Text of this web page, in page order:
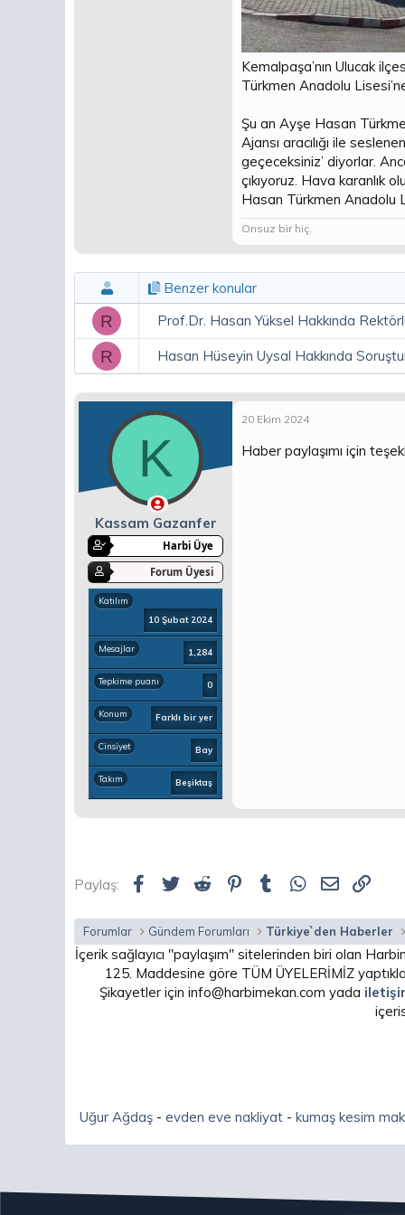
Kemalpaşa’nın Ulucak
Türkmen Anadolu
Şu an Ayşe Hasan
Ajansı aracılığı ile
geçeceksiniz’ diyorlar.
çıkıyoruz. Hava karanlık
Hasan Türkmen Anadolu
Onsuz bir hiç.
Benzer konular
R Prof.Dr. Hasan Yüksel Hakkında
R Hasan Hüseyin Uysal Hakkında
K
Kassam Gazanfer
Harbi Üye
Forum Üyesi
Katılım
10 Şubat 2024
Mesajlar 1,284
Tepkime puanı 0
Konum Farklı bir yer
Cinsiyet Bay
Takım Beşiktaş
20 Ekim 2024
Haber paylaşımı için
Paylaş: Facebook
TwitterReddit Pinterest
Tumblr WhatsApp
E-posta
Forumlar Gündem Forumları Türkiye`den Haberler
İçerik sağlayıcı "paylaşım" sitelerinden biri olan
125. Maddesine göre TÜM ÜYELERİMİZ
Şikayetler için info@harbimekan.com yada
Uğur Ağdaş- evden eve nakliyat- kumaş kesim